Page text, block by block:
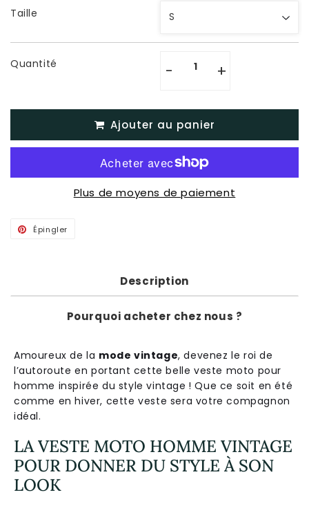
Taille
Quantité - +
Ajouter au panier
Plus de moyens de paiement
Épingler
Description
Pourquoi acheter chez nous ?
Amoureux de la mode vintage, devenez le roi de
l’autoroute en portant cette belle veste moto pour
homme inspirée du style vintage ! Que ce soit en été
comme en hiver, cette veste sera votre compagnon
idéal.
LA VESTE MOTO HOMME VINTAGE
POUR DONNER DU STYLE À SON
LOOK